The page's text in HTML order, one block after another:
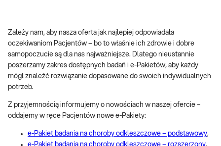
Zależy nam, aby nasza oferta jak najlepiej odpowiadała
oczekiwaniom Pacjentów – bo to właśnie ich zdrowie i dobre
samopoczucie są dla nas najważniejsze. Dlatego nieustannie
poszerzamy zakres dostępnych badań i e-Pakietów, aby każdy
mógł znaleźć rozwiązanie dopasowane do swoich indywidualnych
potrzeb.
Z przyjemnością informujemy o nowościach w naszej ofercie –
oddajemy w ręce Pacjentów nowe e-Pakiety:
e-Pakiet badania na choroby odkleszczowe – podstawowy,
e-Pakiet badania na choroby odkleszczowe – rozszerzony.